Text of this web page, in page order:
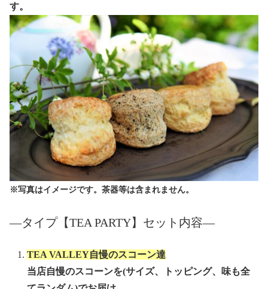
す。
※写真はイメージです。茶器等は含まれません。
—タイプ【TEA PARTY】セット内容—
TEA VALLEY自慢のスコーン達
当店自慢のスコーンを(サイズ、トッピング、味も全